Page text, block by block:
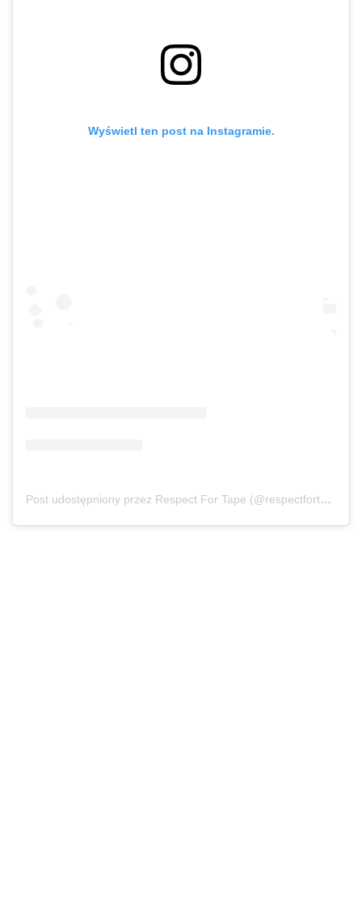
Wyświetl ten post na Instagramie.
Post udostępniony przez Respect For Tape (@respectfortape)